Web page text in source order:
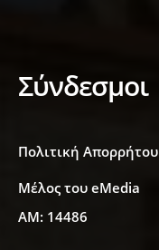
Σύνδεσμοι
Πολιτική Απορρήτου
Μέλος του eMedia
ΑΜ: 14486